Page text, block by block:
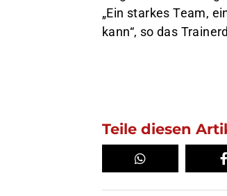
„Ein starkes Team,
kann“, so das
Teile diesen